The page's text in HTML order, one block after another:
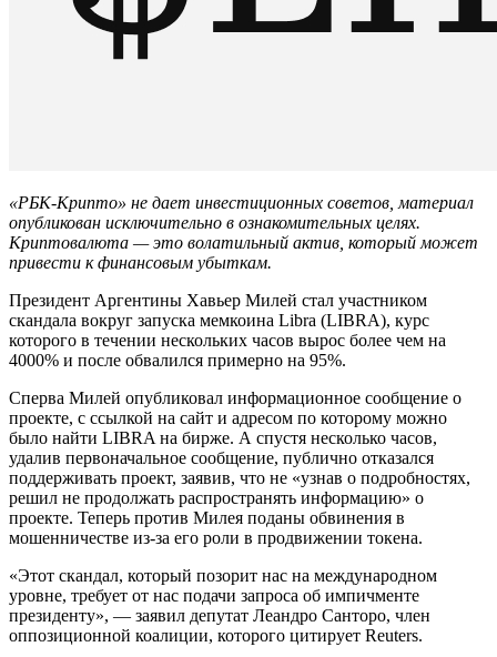
«РБК-Крипто» не дает инвестиционных советов, материал
опубликован исключительно в ознакомительных целях.
Криптовалюта — это волатильный актив, который может
привести к финансовым убыткам.
Президент Аргентины Хавьер Милей стал участником
скандала вокруг запуска мемкоина Libra (LIBRA), курс
которого в течении нескольких часов вырос более чем на
4000% и после обвалился примерно на 95%.
Сперва Милей опубликовал информационное сообщение о
проекте, с ссылкой на сайт и адресом по которому можно
было найти LIBRA на бирже. А спустя несколько часов,
удалив первоначальное сообщение, публично отказался
поддерживать проект, заявив, что не «узнав о подробностях,
решил не продолжать распространять информацию» о
проекте. Теперь против Милея поданы обвинения в
мошенничестве из-за его роли в продвижении токена.
«Этот скандал, который позорит нас на международном
уровне, требует от нас подачи запроса об импичменте
президенту», — заявил депутат Леандро Санторо, член
оппозиционной коалиции, которого цитирует Reuters.